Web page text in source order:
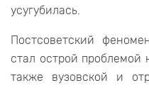
усугубилась.
Постсоветский
стал острой проблемой
также вузовской и